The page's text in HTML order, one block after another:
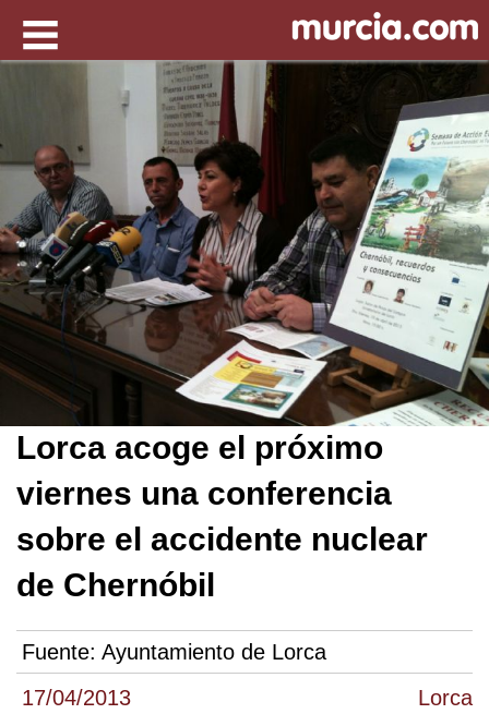
17/04/2013 Lorca
Lorca acoge el próximo
viernes una conferencia
sobre el accidente nuclear
de Chernóbil
Fuente: Ayuntamiento de Lorca